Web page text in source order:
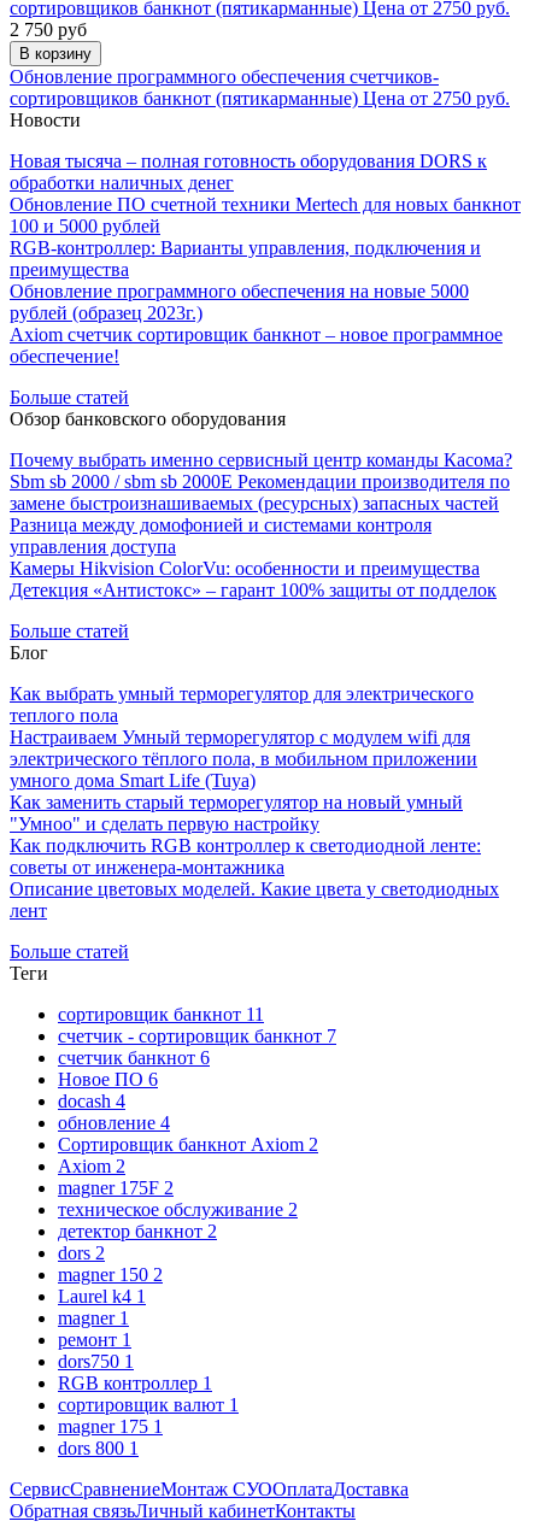
2 750 руб
В корзину
Обновление программного обеспечения счетчиков-
сортировщиков банкнот (пятикарманные) Цена от 2750 руб.
Новости
Новая тысяча – полная готовность оборудования DORS к
обработки наличных денег
Обновление ПО счетной техники Mertech для новых банкнот
100 и 5000 рублей
RGB-контроллер: Варианты управления, подключения и
преимущества
Обновление программного обеспечения на новые 5000
рублей (образец 2023г.)
Axiom счетчик сортировщик банкнот – новое программное
обеспечение!
Больше статей
Обзор банковского оборудования
Почему выбрать именно сервисный центр команды Касома?
Sbm sb 2000 / sbm sb 2000E Рекомендации производителя по
замене быстроизнашиваемых (ресурсных) запасных частей
Разница между домофонией и системами контроля
управления доступа
Камеры Hikvision ColorVu: особенности и преимущества
Детекция «Антистокс» – гарант 100% защиты от подделок
Больше статей
Блог
Как выбрать умный терморегулятор для электрического
теплого пола
Настраиваем Умный терморегулятор с модулем wifi для
электрического тёплого пола, в мобильном приложении
умного дома Smart Life (Tuya)
Как заменить старый терморегулятор на новый умный
"Умноо" и сделать первую настройку
Как подключить RGB контроллер к светодиодной ленте:
советы от инженера-монтажника
Описание цветовых моделей. Какие цвета у светодиодных
лент
Больше статей
Теги
сортировщик банкнот 11
счетчик - сортировщик банкнот 7
счетчик банкнот 6
Новое ПО 6
docash 4
обновление 4
Сортировщик банкнот Axiom 2
Axiom 2
magner 175F 2
техническое обслуживание 2
детектор банкнот 2
dors 2
magner 150 2
Laurel k4 1
magner 1
ремонт 1
dors750 1
RGB контроллер 1
сортировщик валют 1
magner 175 1
dors 800 1
СервисСравнениеМонтаж СУООплатаДоставка
Обратная связьЛичный кабинетКонтакты